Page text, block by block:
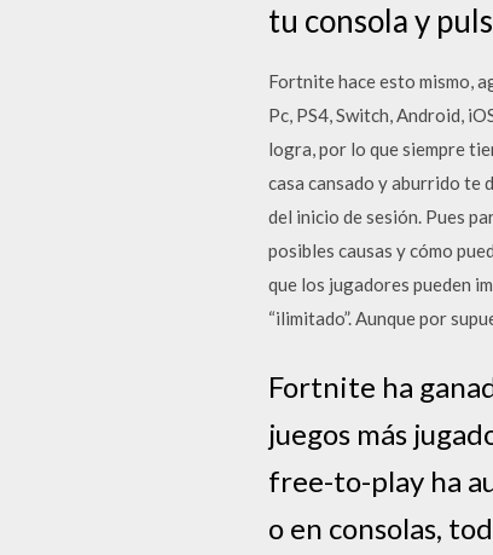
tu consola y
Fortnite hace esto mismo,
Pc, PS4, Switch, Android,
logra, por lo que siempre
casa cansado y aburrido te
del inicio de sesión. Pues
posibles causas y cómo
que los jugadores pueden
“ilimitado”. Aunque por
Fortnite ha
juegos más
free-to-play ha
o en consolas,